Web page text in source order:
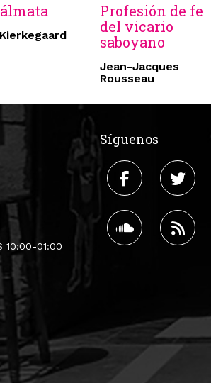
Profesión de fe
del vicario
saboyano
Jean-Jacques
Rousseau
10:00-01:00
Síguenos